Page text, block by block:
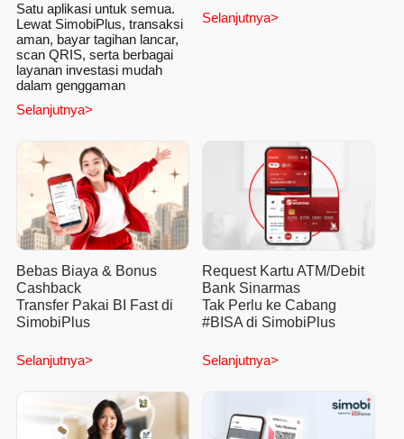
Satu aplikasi untuk semua.
Lewat SimobiPlus, transaksi
aman, bayar tagihan lancar,
scan QRIS, serta berbagai
layanan investasi mudah
dalam genggaman
Selanjutnya>
Selanjutnya>
Bebas Biaya & Bonus
Cashback
Transfer Pakai BI Fast di
SimobiPlus
Selanjutnya>
Request Kartu ATM/Debit
Bank Sinarmas
Tak Perlu ke Cabang
#BISA di SimobiPlus
Selanjutnya>